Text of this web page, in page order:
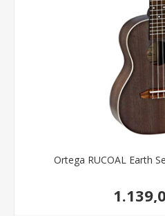
Ortega RUCOAL Earth